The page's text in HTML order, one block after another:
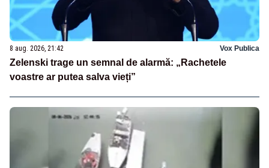
8 aug. 2026, 21:42 Vox Publica
Zelenski trage un semnal de alarmă: „Rachetele
voastre ar putea salva vieți”